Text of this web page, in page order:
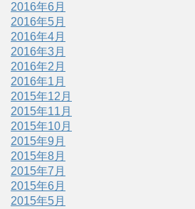
2016年6月
2016年5月
2016年4月
2016年3月
2016年2月
2016年1月
2015年12月
2015年11月
2015年10月
2015年9月
2015年8月
2015年7月
2015年6月
2015年5月